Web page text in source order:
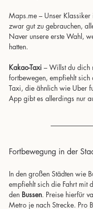
Maps.me – Unser Klassiker
zwar gut zu gebrauchen,
Naver unsere erste Wahl,
hatten.
Kakao-Taxi – Willst du dich
fortbewegen, empfiehlt
Taxi, die ähnlich wie Uber
App gibt es allerdings nur
Fortbewegung in der
In den großen Städten wie
empfiehlt sich die Fahrt mit
den Bussen. Preise hierfür
Metro je nach Strecke. Pro